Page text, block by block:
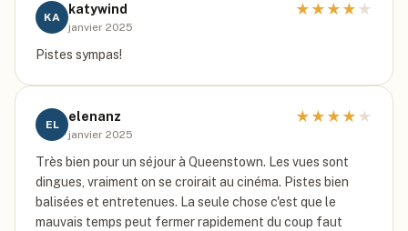
KA
katywind
janvier 2025
★ ★ ★ ★ ★
Pistes sympas!
EL
elenanz
janvier 2025
★ ★ ★ ★ ★
Très bien pour un séjour à Queenstown. Les vues sont
dingues, vraiment on se croirait au cinéma. Pistes bien
balisées et entretenues. La seule chose c'est que le
mauvais temps peut fermer rapidement du coup faut